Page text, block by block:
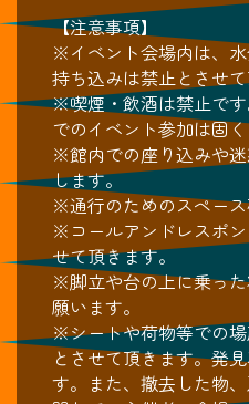
【注意事項】
※イベント会場内は、
持ち込みは禁止とさせ
※喫煙・飲酒は禁止で
でのイベント参加は固
※館内での座り込みや
します。
※通行のためのスペース
※コールアンドレスポ
せて頂きます。
※脚立や台の上に乗っ
願います。
※シートや荷物等での
とさせて頂きます。発
す。また、撤去した物